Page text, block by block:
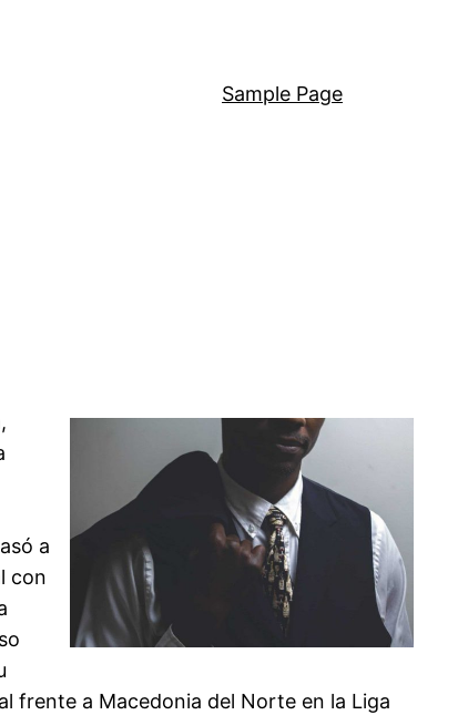
Sample Page
a
con
frente a Macedonia del Norte en la Liga